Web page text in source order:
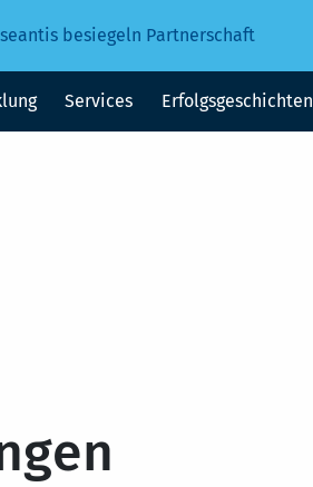
besiegeln Partnerschaft
Services Erfolgsgeschichten